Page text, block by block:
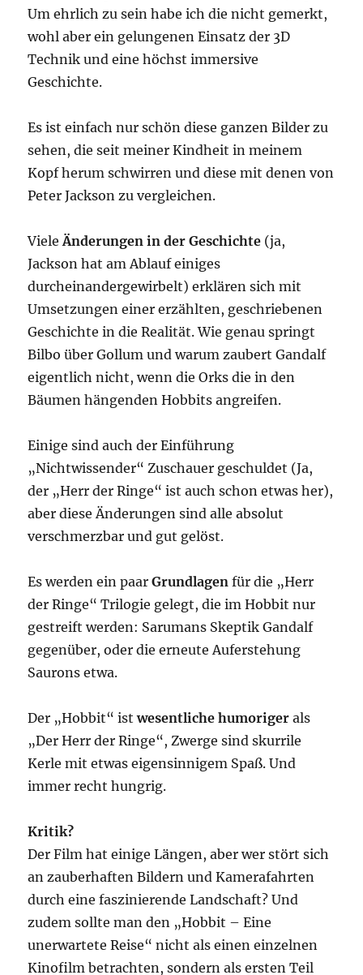
Um ehrlich zu sein habe ich die nicht gemerkt,
wohl aber ein gelungenen Einsatz der 3D
Technik und eine höchst immersive
Geschichte.
Es ist einfach nur schön diese ganzen Bilder zu
sehen, die seit meiner Kindheit in meinem
Kopf herum schwirren und diese mit denen von
Peter Jackson zu vergleichen.
VieleÄnderungen in der Geschichte (ja,
Jackson hat am Ablauf einiges
durcheinandergewirbelt) erklären sich mit
Umsetzungen einer erzählten, geschriebenen
Geschichte in die Realität. Wie genau springt
Bilbo über Gollum und warum zaubert Gandalf
eigentlich nicht, wenn die Orks die in den
Bäumen hängenden Hobbits angreifen.
Einige sind auch der Einführung
„Nichtwissender“ Zuschauer geschuldet (Ja,
der „Herr der Ringe“ ist auch schon etwas her),
aber diese Änderungen sind alle absolut
verschmerzbar und gut gelöst.
Es werden ein paarGrundlagen für die „Herr
der Ringe“ Trilogie gelegt, die im Hobbit nur
gestreift werden: Sarumans Skeptik Gandalf
gegenüber, oder die erneute Auferstehung
Saurons etwa.
Der „Hobbit“ istwesentliche humoriger als
„Der Herr der Ringe“, Zwerge sind skurrile
Kerle mit etwas eigensinnigem Spaß. Und
immer recht hungrig.
Kritik?
Der Film hat einige Längen, aber wer stört sich
an zauberhaften Bildern und Kamerafahrten
durch eine faszinierende Landschaft? Und
zudem sollte man den „Hobbit – Eine
unerwartete Reise“ nicht als einen einzelnen
Kinofilm betrachten, sondern als ersten Teil